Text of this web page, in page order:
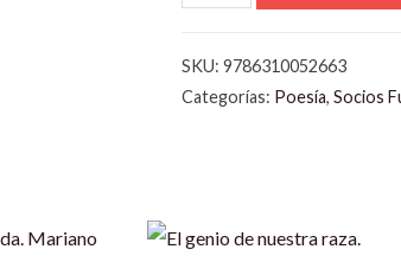
SKU:9786310052663
Categorías: Poesía,Socios